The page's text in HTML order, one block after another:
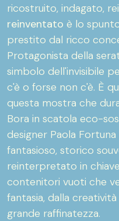
ricostruito, indagato,
reinventato è lo
prestito dal ricco
Protagonista della
simbolo dell'invisibile
c'è o forse non c'è. È
questa mostra che
Bora in scatola eco-
designer Paola
fantasioso, storico
reinterpretato in
contenitori vuoti che
fantasia, dalla
grande raffinatezza.